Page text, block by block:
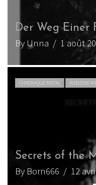
Ava Inferi –
By Sanguine_Sky/
CHRONIQUE METAL WEBZINE
Vreid – V
By Ju de Melon/ 12